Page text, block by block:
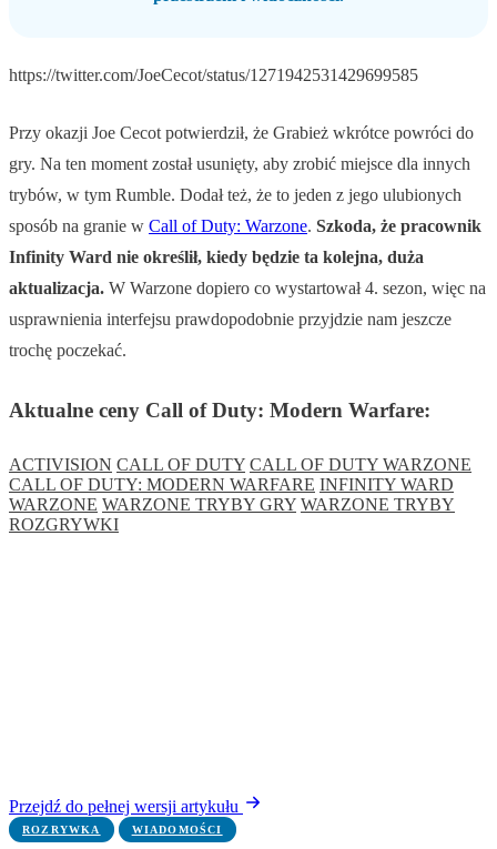
https://twitter.com/JoeCecot/status/1271942531429699585
Przy okazji Joe Cecot potwierdził, że Grabież wkrótce powróci do
gry. Na ten moment został usunięty, aby zrobić miejsce dla innych
trybów, w tym Rumble. Dodał też, że to jeden z jego ulubionych
sposób na granie w Call of Duty: Warzone. Szkoda, że pracownik
Infinity Ward nie określił, kiedy będzie ta kolejna, duża
aktualizacja. W Warzone dopiero co wystartował 4. sezon, więc na
usprawnienia interfejsu prawdopodobnie przyjdzie nam jeszcze
trochę poczekać.
Aktualne ceny Call of Duty: Modern Warfare:
ACTIVISION CALL OF DUTY CALL OF DUTY WARZONE
CALL OF DUTY: MODERN WARFARE INFINITY WARD
WARZONE WARZONE TRYBY GRY WARZONE TRYBY
ROZGRYWKI
Przejdź do pełnej wersji artykułu
ROZRYWKA WIADOMOŚCI